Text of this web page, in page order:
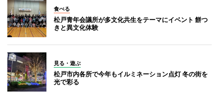
食べる
松戸青年会議所が多文化共生をテーマにイベント 餅つ
きと異文化体験
見る・遊ぶ
松戸市内各所で今年もイルミネーション点灯 冬の街を
光で彩る